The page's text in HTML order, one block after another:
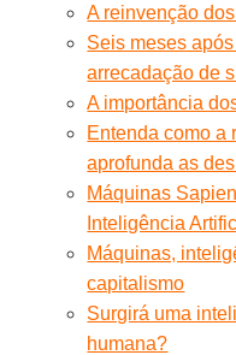
A reinvenção
Seis meses
arrecadação de
A importância
Entenda como a
aprofunda as
Máquinas
Inteligência
Máquinas,
capitalismo
Surgirá uma
humana?